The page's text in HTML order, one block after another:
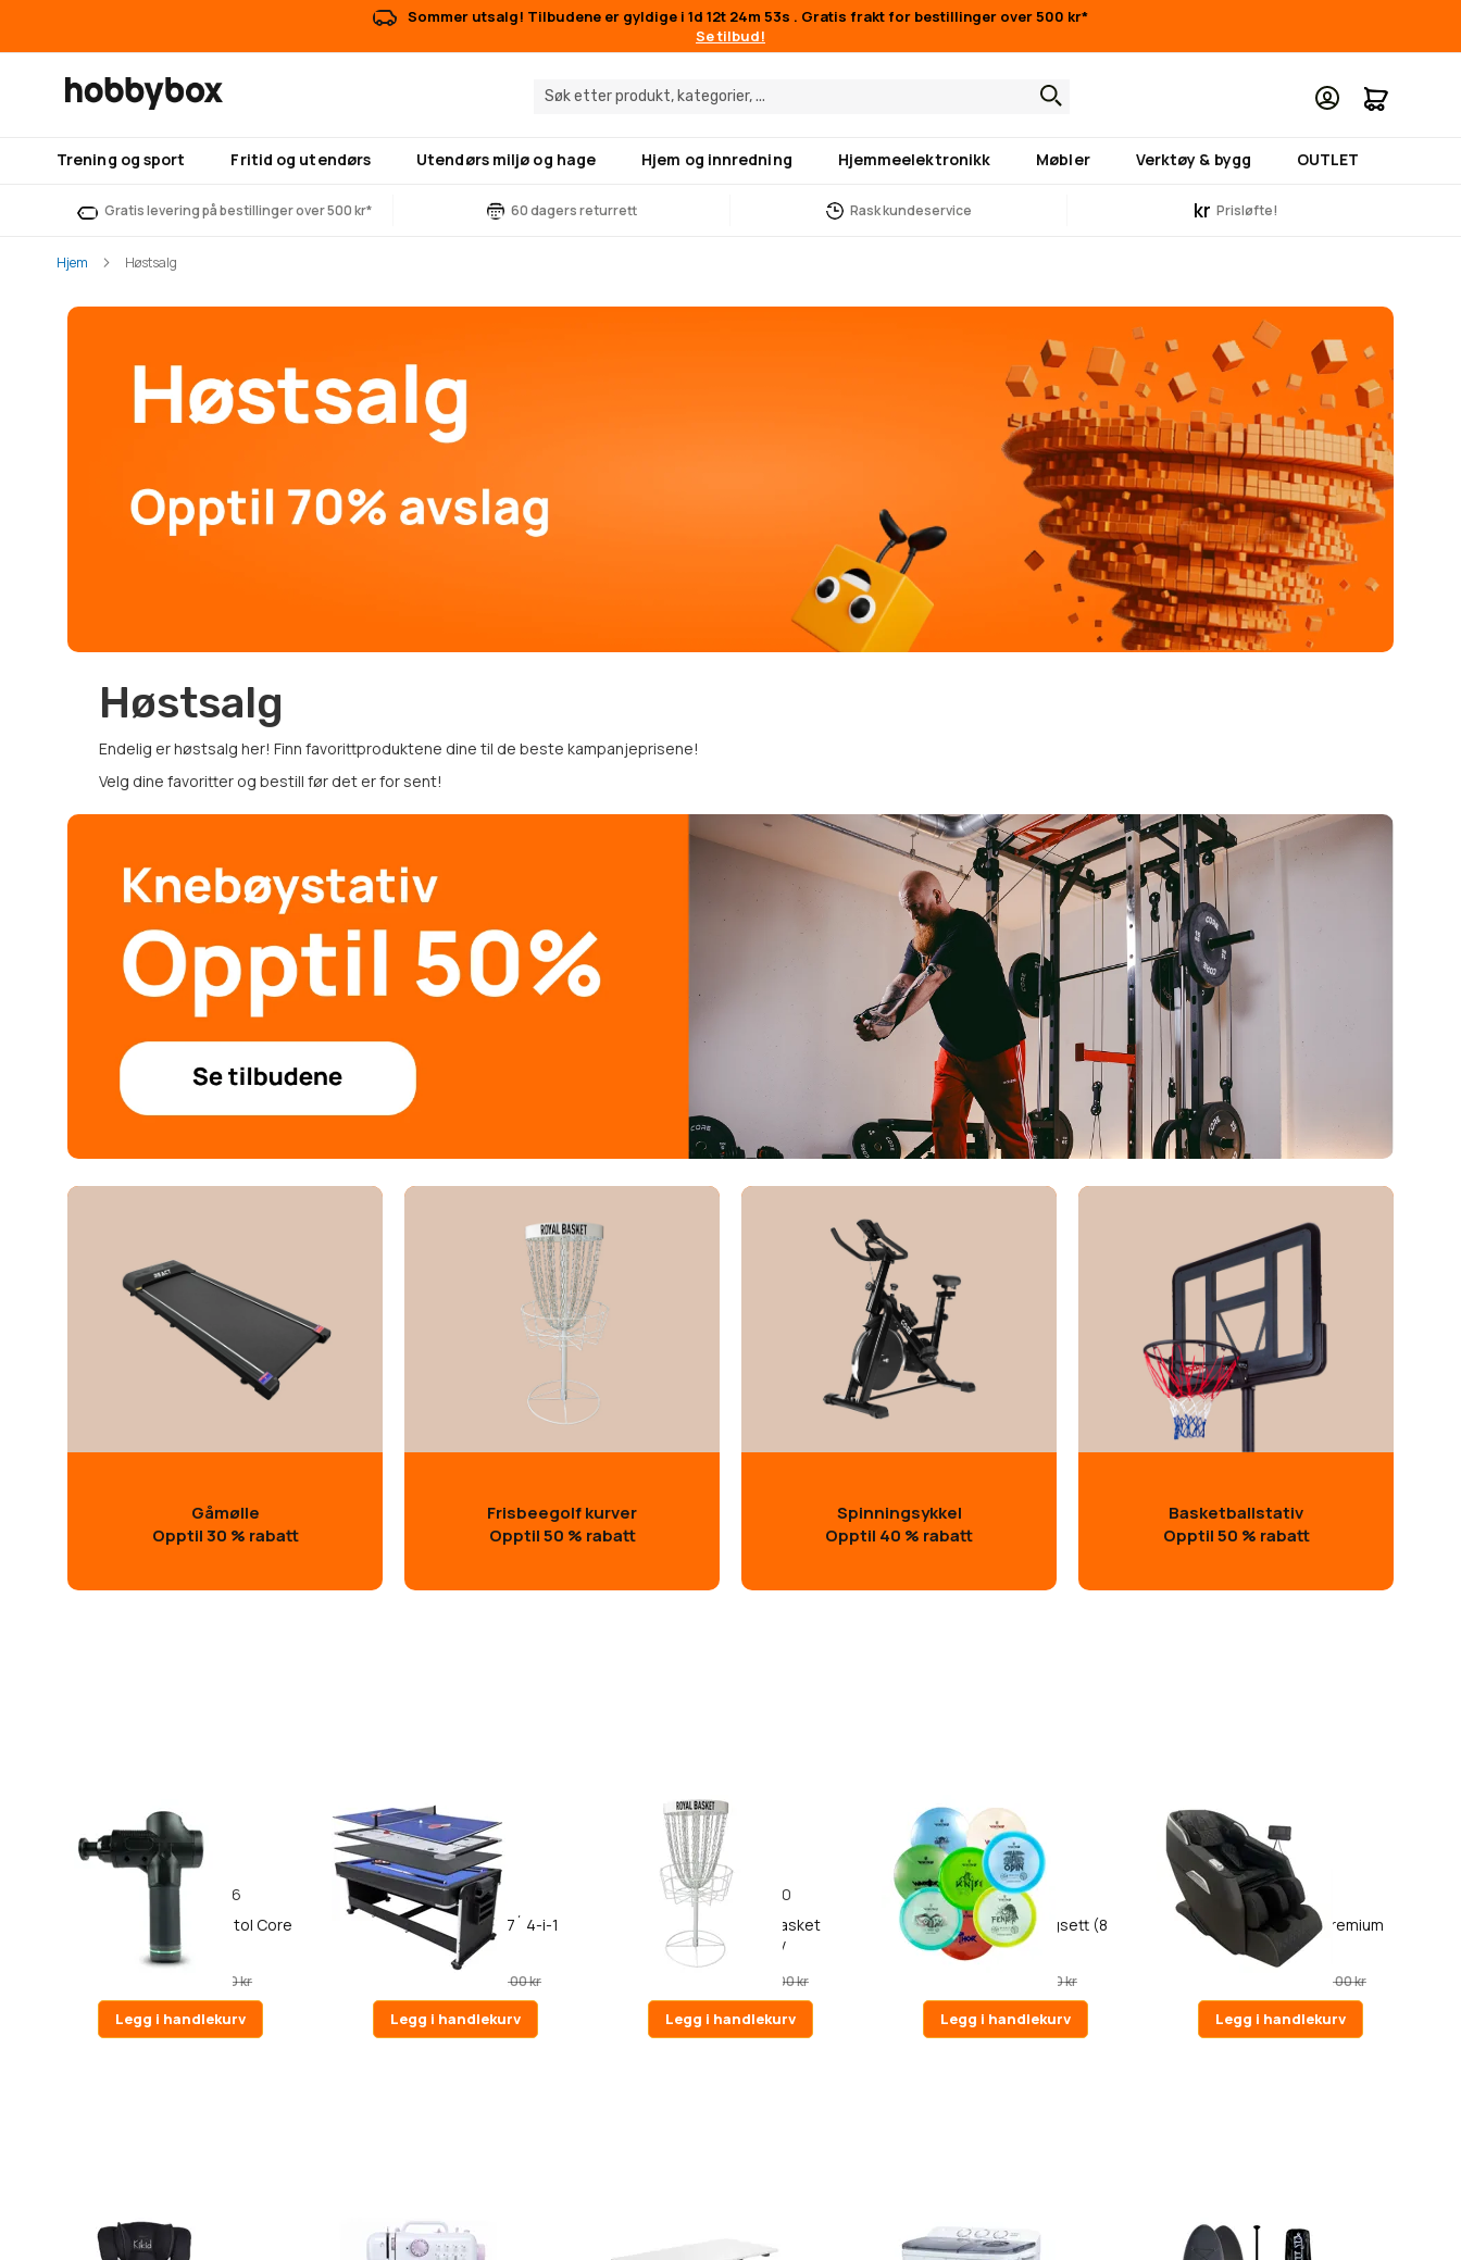
Sommer utsalg! Tilbudene er gyldige i1d 12t 24m 51s . Gratis frakt for bestillinger over 500 kr*
Se tilbud!
Min
Trening og sport Fritid og utendørs Utendørs miljø og hage Hjem og innredning Hjemmeelektronikk Møbler Verktøy & bygg OUTLET
Gratis levering på bestillinger over 500 kr* 60 dagers returrett Rask kundeservice kr Prisløfte!
Hjem Høstsalg
Høstsalg
Endelig er høstsalg her! Finn favorittproduktene dine til de beste kampanjeprisene!
Velg dine favoritter og bestill før det er for sent!
Gåmølle
Opptil 30 % rabatt
Frisbeegolf kurver
Opptil 50 % rabatt
Spinningsykkel
Opptil 40 % rabatt
Basketballstativ
Opptil 50 % rabatt
616
Nordcore Massasjepistol Core
1 999,00 kr
Legg i handlekurv
Nordcore Biljardbord 7´ 4-i-1
14 990,00 kr
Legg i handlekurv
190
Viking Discs Royal basket
Frisbeegolfkurv
2 490,00 kr
Legg i handlekurv
Viking Discs Turneringsett (8
disker)
1 490,00 kr
Legg i handlekurv
Lykke Massasjestol Premium
21 990,00 kr
Legg i handlekurv